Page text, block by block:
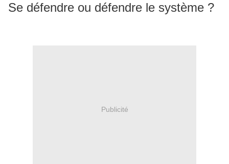
Se défendre ou défendre le système ?
Publicité